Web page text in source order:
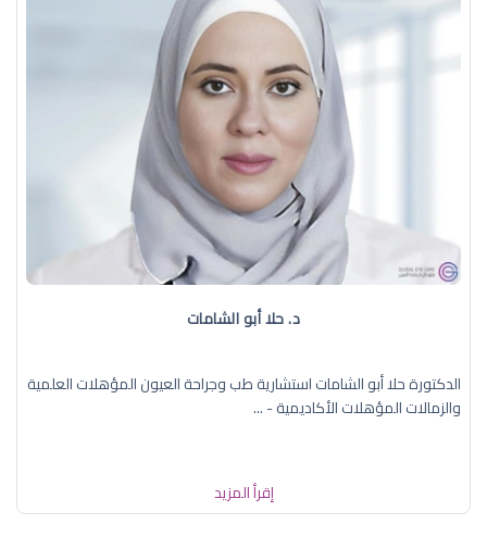
د. حلا أبو الشامات
الدكتورة حلا أبو الشامات استشارية طب وجراحة العيون المؤهلات العلمية
والزمالات المؤهلات الأكاديمية - ...
إقرأ المزيد